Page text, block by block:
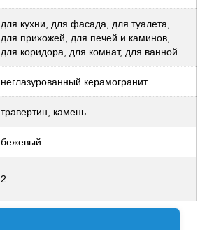
для кухни, для фасада, для туалета,
для прихожей, для печей и каминов,
для коридора, для комнат, для ванной
неглазурованный керамогранит
травертин, камень
бежевый
2